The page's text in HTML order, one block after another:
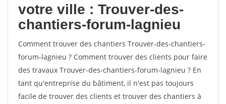
votre ville : Trouver-des-
chantiers-forum-lagnieu
Comment trouver des chantiers Trouver-des-chantiers-
forum-lagnieu ? Comment trouver des clients pour faire
des travaux Trouver-des-chantiers-forum-lagnieu ? En
tant qu'entreprise du bâtiment, il n'est pas toujours
facile de trouver des clients et trouver des chantiers à